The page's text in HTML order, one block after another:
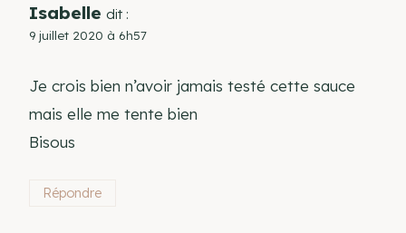
Isabelle dit :
9 juillet 2020 à 6h57
Je crois bien n’avoir jamais testé cette sauce
mais elle me tente bien
Bisous
Répondre